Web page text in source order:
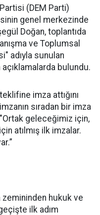
(DEM Parti)
genel merkezinde
Doğan, toplantıda
ve Toplumsal
adıyla sunulan
bulundu.
imza attığını
sıradan bir imza
"Ortak geleceğimiz için,
atılmış ilk imzalar.
zemininden hukuk ve
ilk adım